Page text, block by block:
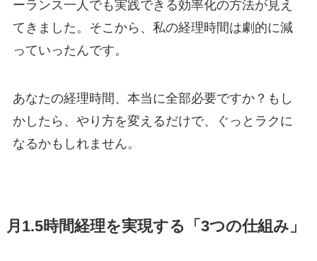
ーランス一人でも実践できる効率化の方法が見え
てきました。そこから、私の経理時間は劇的に減
っていったんです。
あなたの経理時間、本当に全部必要ですか？もし
かしたら、やり方を変えるだけで、ぐっとラクに
なるかもしれません。
月1.5時間経理を実現する「3つの仕組み」